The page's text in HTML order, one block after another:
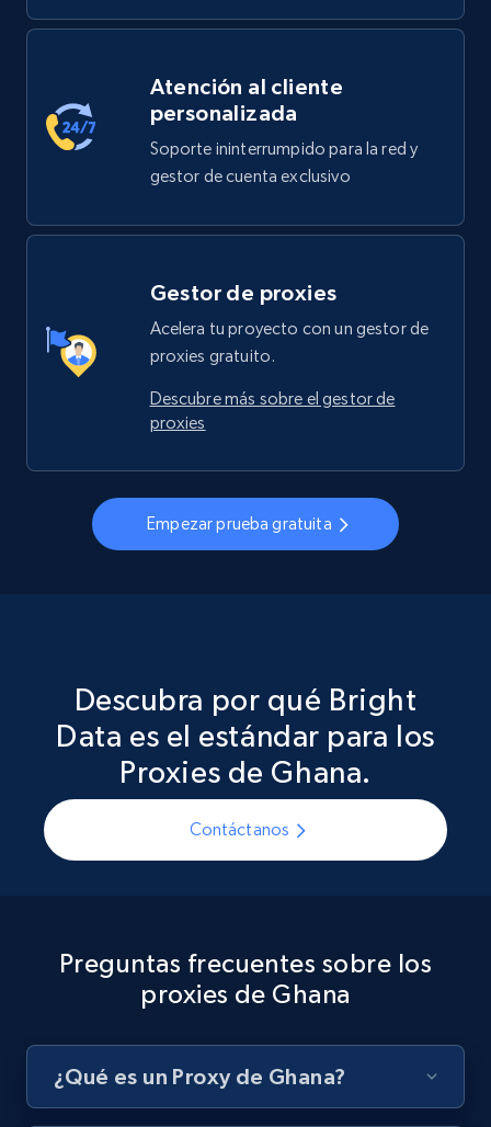
Atención al cliente
personalizada
Soporte ininterrumpido para la red y
gestor de cuenta exclusivo
Gestor de proxies
Acelera tu proyecto con un gestor de
proxies gratuito.
Descubre más sobre el gestor de
proxies
Empezar prueba gratuita
Descubra por qué Bright
Data es el estándar para los
Proxies de Ghana.
Contáctanos
Preguntas frecuentes sobre los
proxies de Ghana
¿Qué es un Proxy de Ghana?